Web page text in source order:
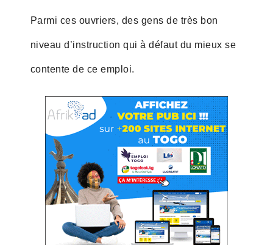
Parmi ces ouvriers, des gens de très bon
niveau d’instruction qui à défaut du mieux se
contente de ce emploi.